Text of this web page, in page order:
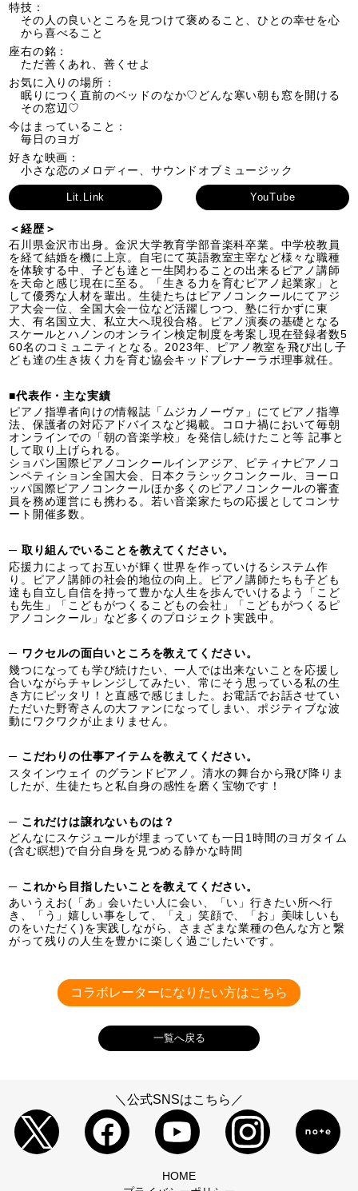
特技：
その人の良いところを見つけて褒めること、ひとの幸せを心
から喜べること
座右の銘：
ただ善くあれ、善くせよ
お気に入りの場所：
眠りにつく直前のベッドのなか♡どんな寒い朝も窓を開ける
その窓辺♡
今はまっていること：
毎日のヨガ
好きな映画：
小さな恋のメロディー、サウンドオブミュージック
Lit.Link YouTube
＜経歴＞
石川県金沢市出身。金沢大学教育学部音楽科卒業。中学校教員
を経て結婚を機に上京。自宅にて英語教室主宰など様々な職種
を体験する中、子ども達と一生関わることの出来るピアノ講師
を天命と感じ現在に至る。「生きる力を育むピアノ起業家」と
して優秀な人材を輩出。生徒たちはピアノコンクールにてアジ
ア大会一位、全国大会一位など活躍しつつ、塾に行かずに東
大、有名国立大、私立大へ現役合格。ピアノ演奏の基礎となる
スケールとハノンのオンライン検定制度を考案し現在登録者数5
60名のコミュニティとなる。2023年、ピアノ教室を飛び出し子
ども達の生き抜く力を育む協会キッドプレナーラボ理事就任。
■代表作・主な実績
ピアノ指導者向けの情報誌「ムジカノーヴァ」にてピアノ指導
法、保護者の対応アドバイスなど掲載。コロナ禍において毎朝
オンラインでの「朝の音楽学校」を発信し続けたこと等 記事と
して取り上げられる。
ショパン国際ピアノコンクールインアジア、ピティナピアノコ
ンペティション全国大会、日本クラシックコンクール、ヨーロ
ッパ国際ピアノコンクールほか多くのピアノコンクールの審査
員を務め運営にも携わる。若い音楽家たちの応援としてコンサ
ート開催多数。
─ 取り組んでいることを教えてください。
応援力によってお互いが輝く世界を作っていけるシステム作
り。ピアノ講師の社会的地位の向上。ピアノ講師たちも子ども
達も自立し自信を持って豊かな人生を歩んでいけるよう「こど
も先生」「こどもがつくるこどもの会社」「こどもがつくるピ
アノコンクール」など多くのプロジェクト実践中。
─ ワクセルの面白いところを教えてください。
幾つになっても学び続けたい、一人では出来ないことを応援し
合いながらチャレンジしてみたい、常にそう思っている私の生
き方にピッタリ！と直感で感じました。お電話でお話させてい
ただいた野寄さんの大ファンになってしまい、ポジティブな波
動にワクワクが止まりません。
─ こだわりの仕事アイテムを教えてください。
スタインウェイ のグランドピアノ。清水の舞台から飛び降りま
したが、生徒たちと私自身の感性を磨く宝物です！
─ これだけは譲れないものは？
どんなにスケジュールが埋まっていても一日1時間のヨガタイム
(含む瞑想)で自分自身を見つめる静かな時間
─ これから目指したいことを教えてください。
あいうえお(「あ」会いたい人に会い、「い」行きたい所へ行
き、「う」嬉しい事をして、「え」笑顔で、「お」美味しいも
のをいただく)を実践しながら、さまざまな業種の色んな方と繋
がって残りの人生を豊かに楽しく過ごしたいです。
コラボレーターになりたい方はこちら
一覧へ戻る
＼公式SNSはこちら／
HOME